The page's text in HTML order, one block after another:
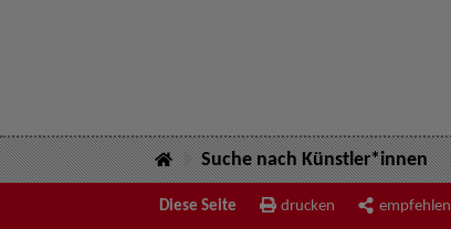
Suche nach Künstler*innen
Diese Seite drucken empfehlen